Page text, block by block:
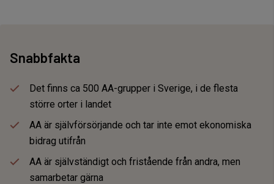
Snabbfakta
Det finns ca 500 AA-grupper i Sverige, i de flesta
större orter i landet
AA är självförsörjande och tar inte emot ekonomiska
bidrag utifrån
AA är självständigt och fristående från andra, men
samarbetar gärna